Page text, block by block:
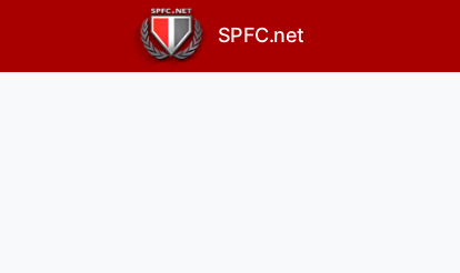
SPFC.net